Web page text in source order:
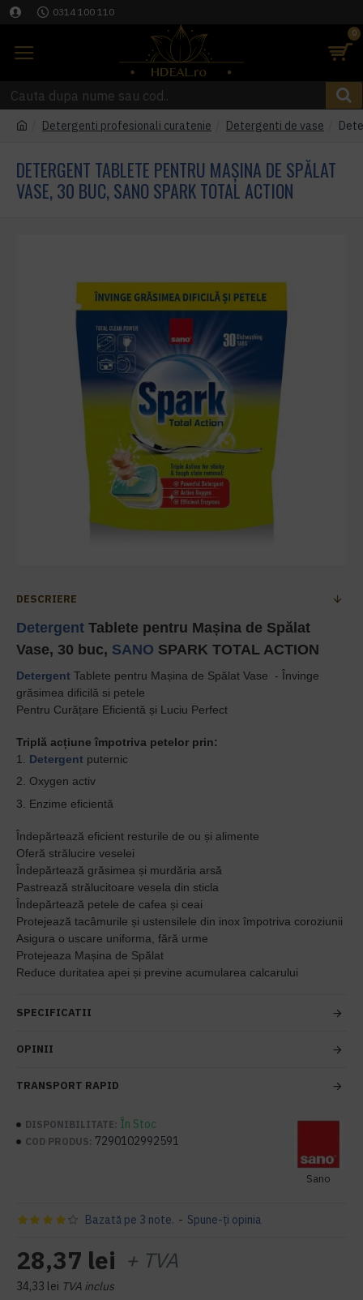
0314 100 110
0
Detergenti profesionali curatenie Detergenti de vase
DETERGENT TABLETE PENTRU MAȘINA DE SPĂLAT
VASE, 30 BUC, SANO SPARK TOTAL ACTION
DESCRIERE
Detergent Tablete pentru Mașina de Spălat
Vase, 30 buc, SANO SPARK TOTAL ACTION
Detergent Tablete pentru Mașina de Spălat Vase - Învinge
grăsimea dificilă si petele
Pentru Curățare Eficientă și Luciu Perfect
Triplă acțiune împotriva petelor prin:
1. Detergent puternic
2. Oxygen activ
3. Enzime eficientă
Îndepărtează eficient resturile de ou și alimente
Oferă strălucire veselei
Îndepărtează grăsimea ­și murdăria arsă
Pastrează strălucitoare vesela din sticla
Îndepărtează petele de cafea și ceai
Protejează tacâmurile ș­i ustensilele din inox împotriva coroziunii
Asigura o uscare uniforma, fără urme
Protejeaza Ma­șina de Spălat
Reduce duritatea apei ­și previne acumularea calcarului
SPECIFICATII
OPINII
TRANSPORT RAPID
DISPONIBILITATE: În Stoc
COD PRODUS: 7290102992591
Sano
Bazată pe 3 note. - Spune-ţi opinia
28,37 lei + TVA
34,33 lei TVA inclus